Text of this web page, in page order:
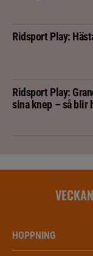
Ridsport Play:
Ridsport Play:
sina knep – så blir
HOPPNING